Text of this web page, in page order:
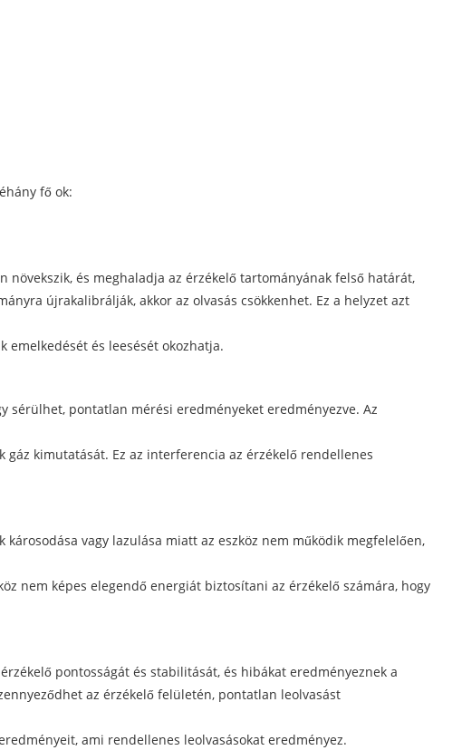
fő ok:
és meghaladja az érzékelő tartományának felső határát,
újrakalibrálják, akkor az olvasás csökkenhet. Ez a helyzet azt
emelkedését és leesését okozhatja.
sérülhet, pontatlan mérési eredményeket eredményezve. Az
kimutatását. Ez az interferencia az érzékelő rendellenes
vagy lazulása miatt az eszköz nem működik megfelelően,
nem képes elegendő energiát biztosítani az érzékelő számára, hogy
pontosságát és stabilitását, és hibákat eredményeznek a
az érzékelő felületén, pontatlan leolvasást
ami rendellenes leolvasásokat eredményez.